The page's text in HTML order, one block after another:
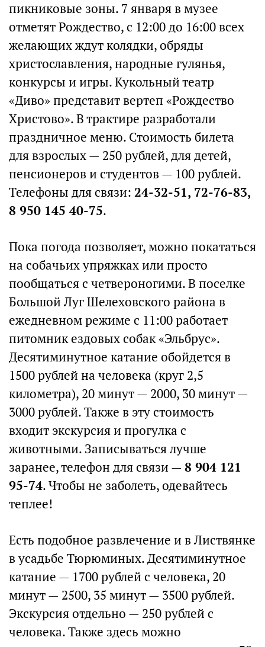
пикниковые зоны. 7 января в музее
отметят Рождество, с 12:00 до 16:00 всех
желающих ждут колядки, обряды
христославления, народные гулянья,
конкурсы и игры. Кукольный театр
«Диво» представит вертеп «Рождество
Христово». В трактире разработали
праздничное меню. Стоимость билета
для взрослых — 250 рублей, для детей,
пенсионеров и студентов — 100 рублей.
Телефоны для связи: 24-32-51, 72-76-83,
8 950 145 40-75.
Пока погода позволяет, можно покататься
на собачьих упряжках или просто
пообщаться с четвероногими. В поселке
Большой Луг Шелеховского района в
ежедневном режиме с 11:00 работает
питомник ездовых собак «Эльбрус».
Десятиминутное катание обойдется в
1500 рублей на человека (круг 2,5
километра), 20 минут — 2000, 30 минут —
3000 рублей. Также в эту стоимость
входит экскурсия и прогулка с
животными. Записываться лучше
заранее, телефон для связи —8 904 121
95-74. Чтобы не заболеть, одевайтесь
теплее!
Есть подобное развлечение и в Листвянке
в усадьбе Тюрюминых. Десятиминутное
катание — 1700 рублей с человека, 20
минут — 2500, 35 минут — 3500 рублей.
Экскурсия отдельно — 250 рублей с
человека. Также здесь можно